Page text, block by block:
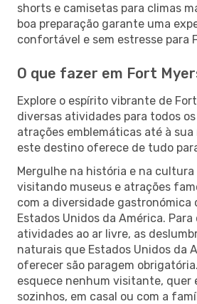
shorts e camisetas para climas
boa preparação garante uma
confortável e sem estresse para
O que fazer em Fort
Explore o espírito vibrante de
diversas atividades para todos
atrações emblemáticas até à
este destino oferece de tudo
Mergulhe na história e na
visitando museus e atrações
com a diversidade gastronómica
Estados Unidos da América.
atividades ao ar livre, as
naturais que Estados Unidos da
oferecer são paragem
esquece nenhum visitante, quer
sozinhos, em casal ou com a